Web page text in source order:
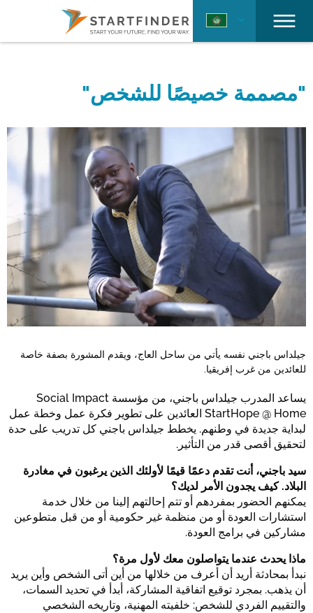
"مصممة خصيصًا للشخص"
جيلداس باجني نفسه يأتي من ساحل العاج، ويقدم المشورة بصفة خاصة
للعائدين من غرب إفريقيا.
يساعد المدرب جيلداس باجني، من مؤسسة Social Impact
StartHope @ Home العائدين على تطوير فكرة عمل وخطة عمل
لبداية جديدة في وطنهم. يخطط جيلداس باجني كل تدريب على حدة
لتحقيق أقصى قدر من التأثير.
سيد باجني، أنت تقدم دعمًا قيمًا لأولئك الذين يرغبون في مغادرة
البلاد. كيف يجدون الأمر لديك؟
يمكنهم الحضور بمفردهم أو تتم إحالتهم إلينا من خلال خدمة
استشارات العودة أو من منظمة غير حكومية أو من قبل متطوعين
مشاركين في برامج العودة.
ماذا يحدث عندما يتواصلون معك لأول مرة؟
نبدأ بمحادثة أريد أن أعرف من خلالها من أين أتى الشخص وأين يريد
أن يذهب. بمجرد توقيع اتفاقية المشاركة، أبدأ في تحديد السمات،
والتقييم الفردي للشخص: خلفيته المهنية، وتاريخه الشخصي